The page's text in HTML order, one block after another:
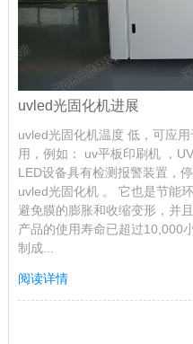
uvled光固化机进展
uvled光固化机温度 低，可应
用，例如： uv平板印刷机 ，
LED设备具有检测报警装置，
uvled光固化机 。 它也是节能
避免膜的膨胀和收缩变形，并
产品的使用寿命已超过10,000
制成...
阅读详情